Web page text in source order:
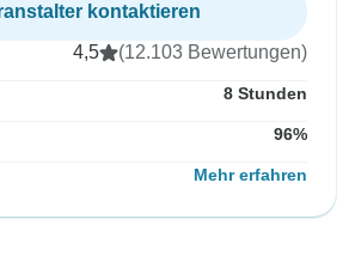
kontaktieren
4,5 (12.103 Bewertungen)
8 Stunden
96%
Mehr erfahren